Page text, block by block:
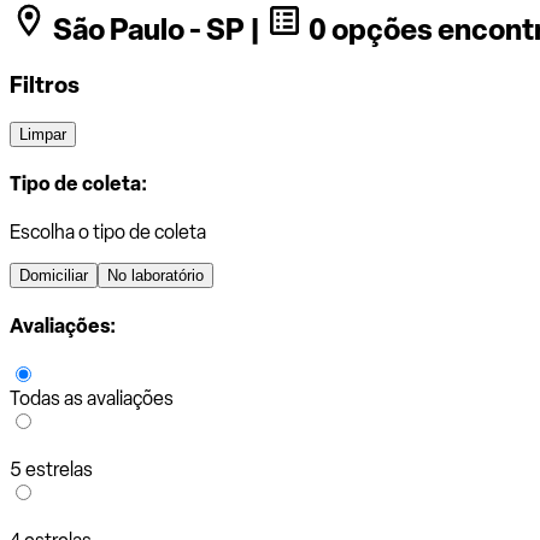
São Paulo - SP |
0 opções
Filtros
Limpar
Tipo de coleta:
Escolha o tipo de coleta
Domiciliar No laboratório
Avaliações:
Todas as avaliações
5 estrelas